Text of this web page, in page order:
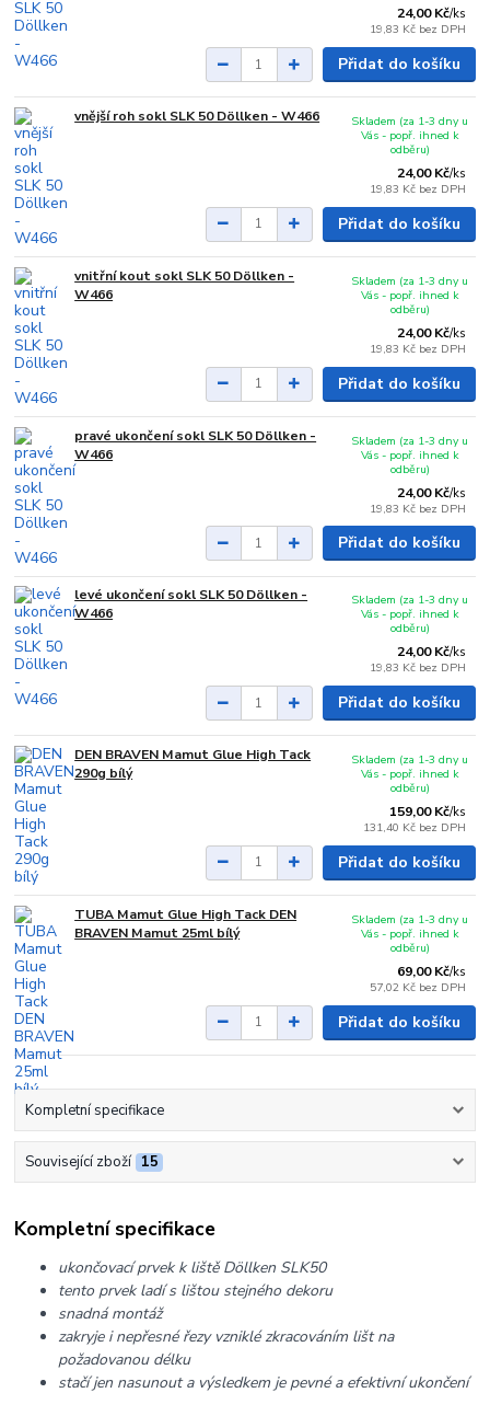
24,00 Kč/ks
19,83 Kč bez DPH
Přidat do košíku
vnější roh sokl SLK 50 Döllken - W466
24,00 Kč/ks
19,83 Kč bez DPH
Skladem (za 1-3 dny u
Vás - popř. ihned k
odběru)
Přidat do košíku
vnitřní kout sokl SLK 50 Döllken -
W466
24,00 Kč/ks
19,83 Kč bez DPH
Skladem (za 1-3 dny u
Vás - popř. ihned k
odběru)
Přidat do košíku
pravé ukončení sokl SLK 50 Döllken -
W466
24,00 Kč/ks
19,83 Kč bez DPH
Skladem (za 1-3 dny u
Vás - popř. ihned k
odběru)
Přidat do košíku
levé ukončení sokl SLK 50 Döllken -
W466
24,00 Kč/ks
19,83 Kč bez DPH
Skladem (za 1-3 dny u
Vás - popř. ihned k
odběru)
Přidat do košíku
DEN BRAVEN Mamut Glue High Tack
290g bílý
159,00 Kč/ks
131,40 Kč bez DPH
Skladem (za 1-3 dny u
Vás - popř. ihned k
odběru)
Přidat do košíku
TUBA Mamut Glue High Tack DEN
BRAVEN Mamut 25ml bílý
69,00 Kč/ks
57,02 Kč bez DPH
Skladem (za 1-3 dny u
Vás - popř. ihned k
odběru)
Přidat do košíku
Kompletní specifikace
Související zboží 15
Kompletní specifikace
ukončovací prvek k liště Döllken SLK50
tento prvek ladí s lištou stejného dekoru
snadná montáž
zakryje i nepřesné řezy vzniklé zkracováním lišt na
požadovanou délku
stačí jen nasunout a výsledkem je pevné a efektivní ukončení